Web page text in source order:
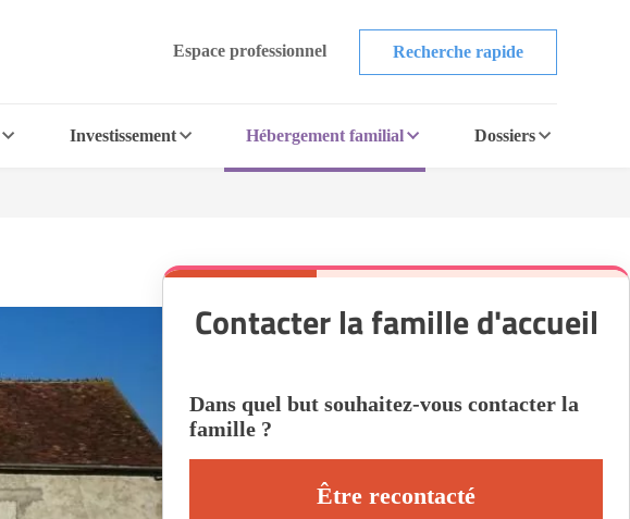
Espace professionnel Recherche rapide
Investissement Hébergement familial Dossiers
Contacter la famille d'accueil
Dans quel but souhaitez-vous contacter la
famille ?
Être recontacté